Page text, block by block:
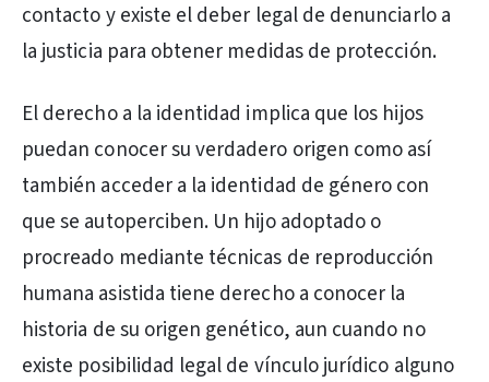
contacto y existe el deber legal de denunciarlo a
la justicia para obtener medidas de protección.
El derecho a la identidad implica que los hijos
puedan conocer su verdadero origen como así
también acceder a la identidad de género con
que se autoperciben. Un hijo adoptado o
procreado mediante técnicas de reproducción
humana asistida tiene derecho a conocer la
historia de su origen genético, aun cuando no
existe posibilidad legal de vínculo jurídico alguno